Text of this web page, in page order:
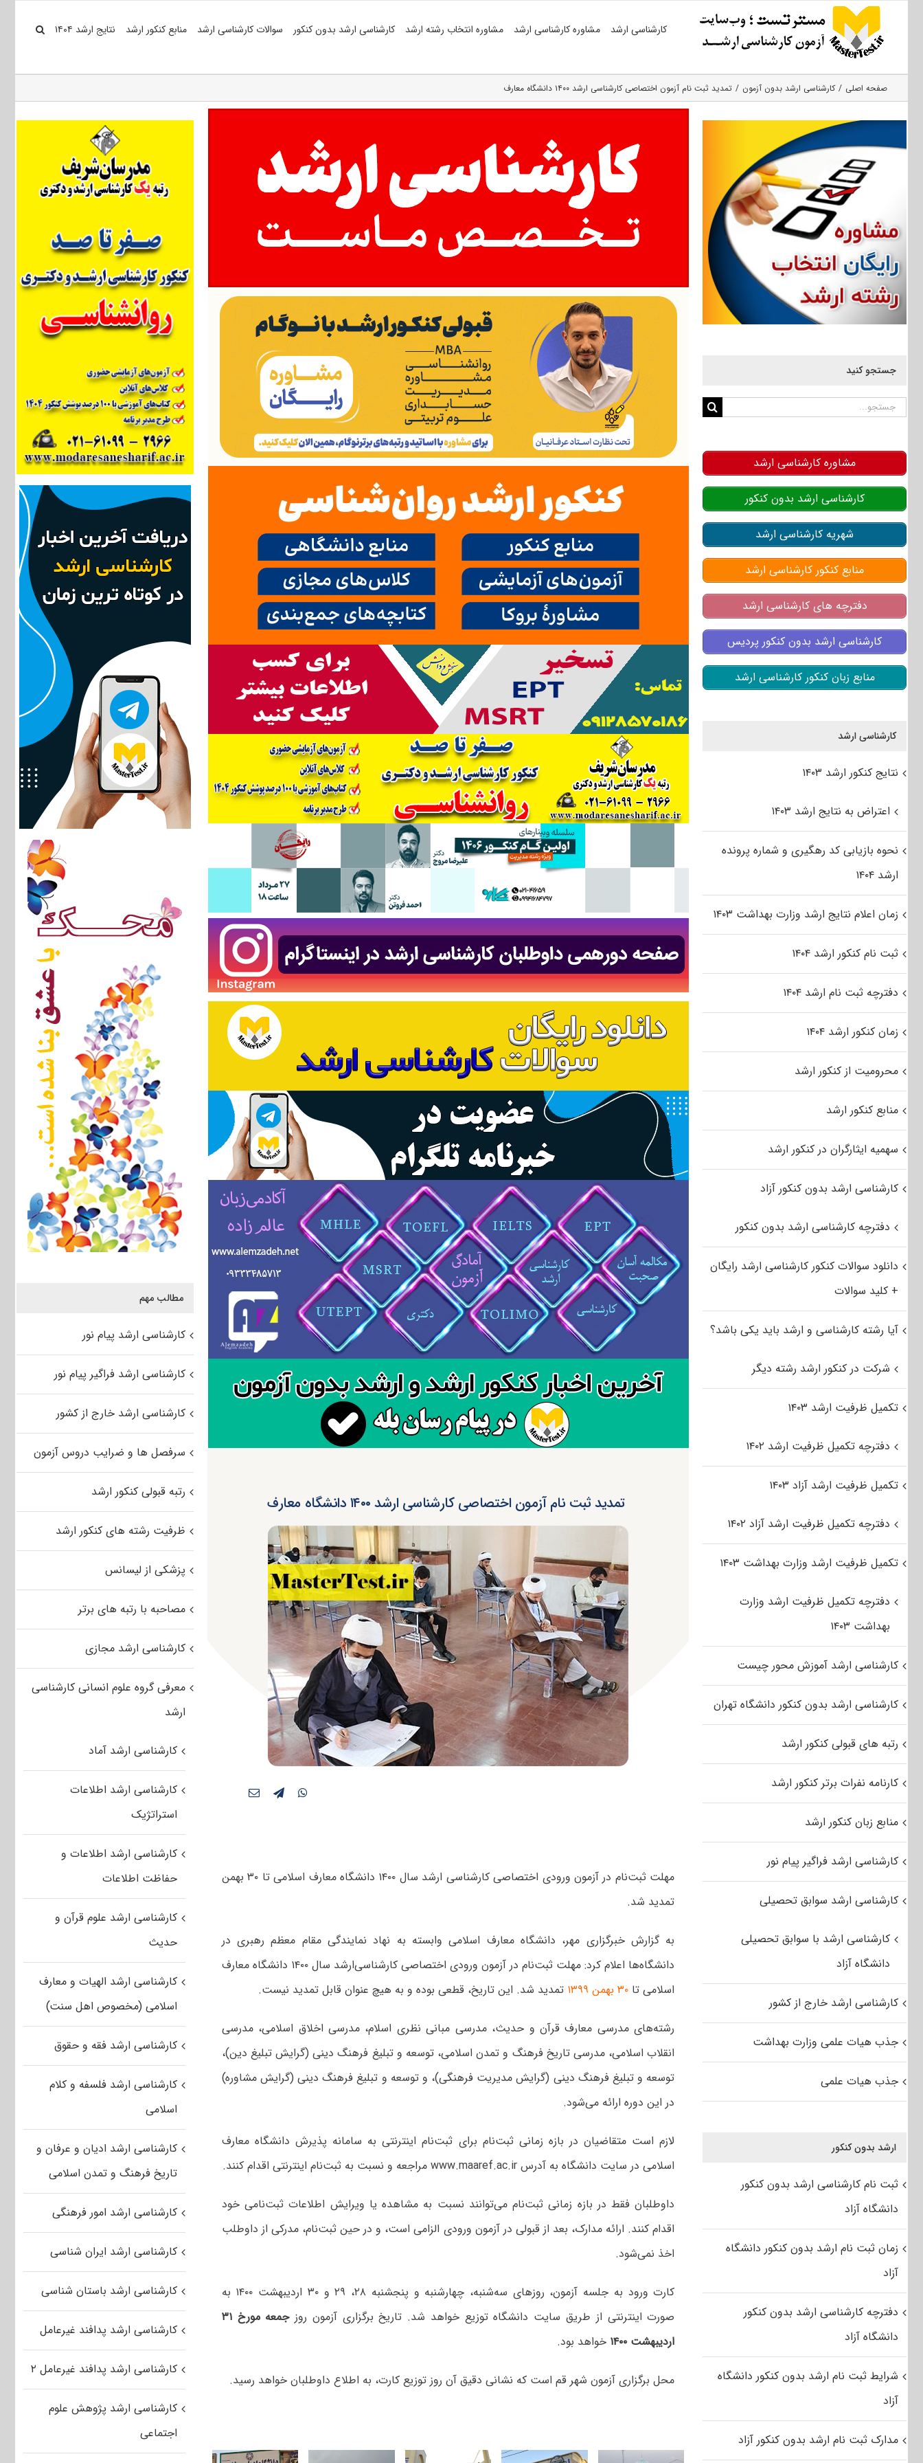
کارشناسی ارشد مشاوره کارشناسی ارشد مشاوره انتخاب رشته ارشد کارشناسی ارشد بدون کنکور سوالات کارشناسی ارشد منابع کنکور ارشد نتایج ارشد ۱۴۰۴
صفحه اصلی کارشناسی ارشد بدون آزمون تمدید ثبت نام آزمون اختصاصی کارشناسی ارشد ۱۴۰۰ دانشگاه معارف
تمدید ثبت نام آزمون اختصاصی کارشناسی ارشد ۱۴۰۰ دانشگاه معارف
مهلت ثبت‌نام در آزمون ورودی اختصاصی کارشناسی ‌ارشد سال ۱۴۰۰ دانشگاه معارف اسلامی تا ۳۰ بهمن
تمدید شد.
به گزارش خبرگزاری مهر، دانشگاه معارف اسلامی وابسته به نهاد نمایندگی مقام معظم رهبری در
دانشگاه‌ها اعلام کرد: مهلت ثبت‌نام در آزمون ورودی اختصاصی کارشناسی‌ارشد سال ۱۴۰۰ دانشگاه معارف
اسلامی تا ۳۰ بهمن ۱۳۹۹ تمدید شد. این تاریخ، قطعی بوده و به هیچ عنوان قابل تمدید نیست.
رشته‌های مدرسی معارف قرآن و حدیث، مدرسی مبانی نظری اسلام، مدرسی اخلاق اسلامی، مدرسی
انقلاب اسلامی، مدرسی تاریخ فرهنگ و تمدن اسلامی، توسعه و تبلیغ فرهنگ دینی (گرایش تبلیغ دین)،
توسعه و تبلیغ فرهنگ دینی (گرایش مدیریت فرهنگی)، و توسعه و تبلیغ فرهنگ دینی (گرایش مشاوره)
در این دوره ارائه می‌شود.
لازم است متقاضیان در بازه زمانی ثبت‌نام برای ثبت‌نام اینترنتی به سامانه پذیرش دانشگاه معارف
اسلامی در سایت دانشگاه به آدرس www.maaref.ac.ir مراجعه و نسبت به ثبت‌نام اینترنتی اقدام کنند.
داوطلبان فقط در بازه زمانی ثبت‌نام می‌توانند نسبت به مشاهده یا ویرایش اطلاعات ثبت‌نامی خود
اقدام کنند. ارائه مدارک، بعد از قبولی در آزمون ورودی الزامی است، و در حین ثبت‌نام، مدرکی از داوطلب
اخذ نمی‌شود.
کارت ورود به جلسه آزمون، روزهای سه‌شنبه، چهارشنبه و پنجشنبه ۲۸، ۲۹ و ۳۰ اردیبهشت ۱۴۰۰ به
صورت اینترنتی از طریق سایت دانشگاه توزیع خواهد شد. تاریخ برگزاری آزمون روز
جمعه مورخ ۳۱
اردیبهشت ۱۴۰۰
خواهد بود.
محل برگزاری آزمون شهر قم است که نشانی دقیق آن روز توزیع کارت، به اطلاع داوطلبان خواهد رسید.
مطالب مهم
کارشناسی ارشد پیام نور
کارشناسی ارشد فراگیر پیام نور
کارشناسی ارشد خارج از کشور
سرفصل ها و ضرایب دروس آزمون
رتبه قبولی کنکور ارشد
ظرفیت رشته های کنکور ارشد
پزشکی از لیسانس
مصاحبه با رتبه های برتر
کارشناسی ارشد مجازی
معرفی گروه علوم انسانی کارشناسی
ارشد
کارشناسی ارشد آماد
کارشناسی ارشد اطلاعات
استراتژیک
کارشناسی ارشد اطلاعات و
حفاظت اطلاعات
کارشناسی ارشد علوم قرآن و
حدیث
کارشناسی ارشد الهیات و معارف
اسلامی (مخصوص اهل سنت)
کارشناسی ارشد فقه و حقوق
کارشناسی ارشد فلسفه و کلام
اسلامی
کارشناسی ارشد ادیان و عرفان و
تاریخ فرهنگ و تمدن اسلامی
کارشناسی ارشد امور فرهنگی
کارشناسی ارشد ایران شناسی
کارشناسی ارشد باستان شناسی
کارشناسی ارشد پدافند غیرعامل
کارشناسی ارشد پدافند غیرعامل ۲
کارشناسی ارشد پژوهش علوم
اجتماعی
جستجو کنید
جستجو
مشاوره کارشناسی ارشد
کارشناسی ارشد بدون کنکور
شهریه کارشناسی ارشد
منابع کنکور کارشناسی ارشد
دفترچه های کارشناسی ارشد
کارشناسی ارشد بدون کنکور پردیس
منابع زبان کنکور کارشناسی ارشد
کارشناسی ارشد
نتایج کنکور ارشد ۱۴۰۳
اعتراض به نتایج ارشد ۱۴۰۳
نحوه بازیابی کد رهگیری و شماره پرونده
ارشد ۱۴۰۴
زمان اعلام نتایج ارشد وزارت بهداشت ۱۴۰۳
ثبت نام کنکور ارشد ۱۴۰۴
دفترچه ثبت نام ارشد ۱۴۰۴
زمان کنکور ارشد ۱۴۰۴
محرومیت از کنکور ارشد
منابع کنکور ارشد
سهمیه ایثارگران در کنکور ارشد
کارشناسی ارشد بدون کنکور آزاد
دفترچه کارشناسی ارشد بدون کنکور
دانلود سوالات کنکور کارشناسی ارشد رایگان
+ کلید سوالات
آیا رشته کارشناسی و ارشد باید یکی باشد؟
شرکت در کنکور ارشد رشته دیگر
تکمیل ظرفیت ارشد ۱۴۰۳
دفترچه تکمیل ظرفیت ارشد ۱۴۰۲
تکمیل ظرفیت ارشد آزاد ۱۴۰۳
دفترچه تکمیل ظرفیت ارشد آزاد ۱۴۰۲
تکمیل ظرفیت ارشد وزارت بهداشت ۱۴۰۳
دفترچه تکمیل ظرفیت ارشد وزارت
بهداشت ۱۴۰۳
کارشناسی ارشد آموزش محور چیست
کارشناسی ارشد بدون کنکور دانشگاه تهران
رتبه های قبولی کنکور ارشد
کارنامه نفرات برتر کنکور ارشد
منابع زبان کنکور ارشد
کارشناسی ارشد فراگیر پیام نور
کارشناسی ارشد سوابق تحصیلی
کارشناسی ارشد با سوابق تحصیلی
دانشگاه آزاد
کارشناسی ارشد خارج از کشور
جذب هیات علمی وزارت بهداشت
جذب هیات علمی
ارشد بدون کنکور
ثبت نام کارشناسی ارشد بدون کنکور
دانشگاه آزاد
زمان ثبت نام ارشد بدون کنکور دانشگاه
آزاد
دفترچه کارشناسی ارشد بدون کنکور
دانشگاه آزاد
شرایط ثبت نام ارشد بدون کنکور دانشگاه
آزاد
مدارک ثبت نام ارشد بدون کنکور آزاد